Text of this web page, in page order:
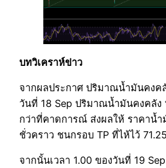
บทวิเคราห์ข่าว
จากผลประกาศ ปริมาณน้ำมันคงค
วันที่ 18 Sep ปริมาณน้ำมันคงคลัง
กว่าที่คาดการณ์ ส่งผลให้ ราคาน้
ชั่วคราว ชนกรอบ TP ที่ไห้ไว้ 71.25
จากนั้นเวลา 1.00 ของวันที่ 19